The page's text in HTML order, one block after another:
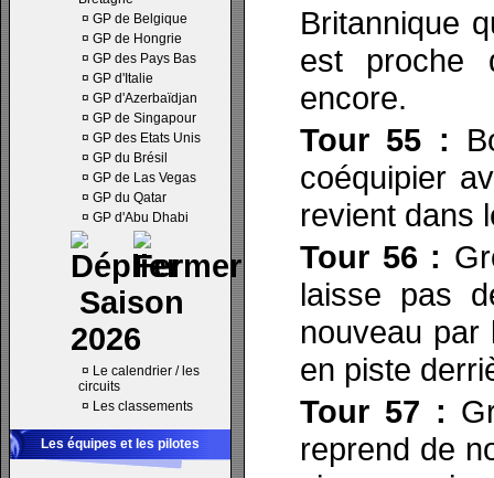
¤ GP de Belgique
¤ GP de Hongrie
¤ GP des Pays Bas
¤ GP d'Italie
¤ GP d'Azerbaïdjan
¤ GP de Singapour
¤ GP des Etats Unis
¤ GP du Brésil
¤ GP de Las Vegas
¤ GP du Qatar
¤ GP d'Abu Dhabi
Saison
2026
¤ Le calendrier / les
circuits
¤ Les classements
Les équipes et les pilotes
Britannique
est proche
encore.
Tour 55 :
coéquipier
revient dans
Tour 56 :
laisse pas
nouveau par
en piste
Tour 57 :
reprend de